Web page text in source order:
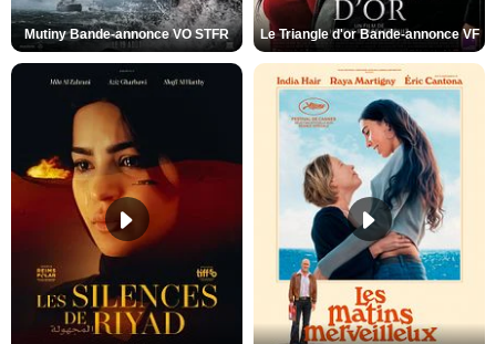
Mutiny Bande-annonce VO STFR Le Triangle d'or Bande-annonce VF